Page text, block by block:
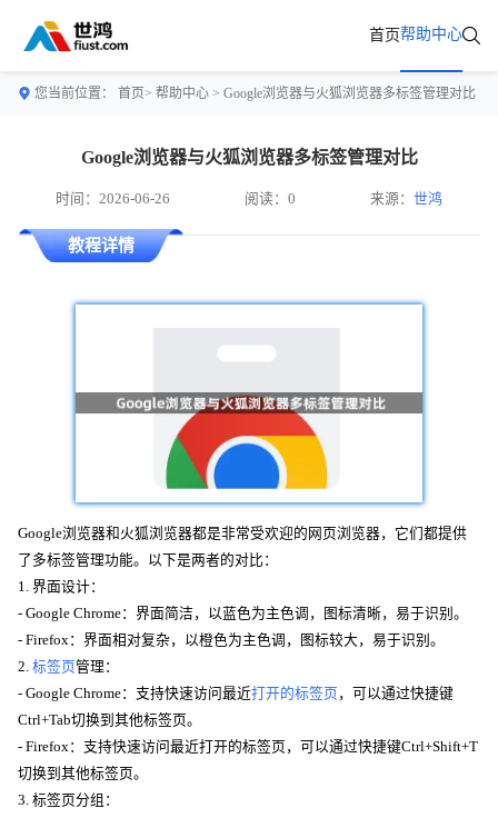
首页帮助中心
您当前位置： 首页> 帮助中心 > Google浏览器与火狐浏览器多标签管理对比
Google浏览器与火狐浏览器多标签管理对比
时间：2026-06-26 阅读：0 来源：世鸿
教程详情
Google浏览器和火狐浏览器都是非常受欢迎的网页浏览器，它们都提供
了多标签管理功能。以下是两者的对比：
1. 界面设计：
- Google Chrome：界面简洁，以蓝色为主色调，图标清晰，易于识别。
- Firefox：界面相对复杂，以橙色为主色调，图标较大，易于识别。
2. 标签页管理：
- Google Chrome：支持快速访问最近打开的标签页 ，可以通过快捷键
Ctrl+Tab切换到其他标签页。
- Firefox：支持快速访问最近打开的标签页，可以通过快捷键Ctrl+Shift+T
切换到其他标签页。
3. 标签页分组：